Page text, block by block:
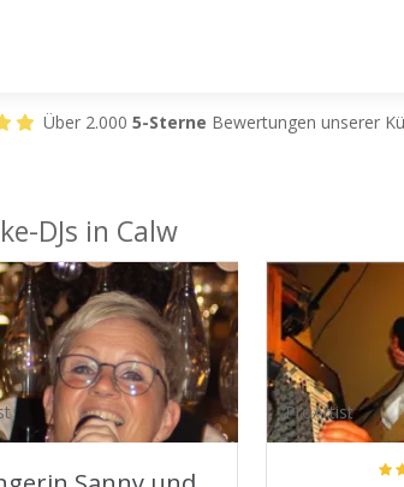
Über 2.000 5-Sterne Bewertungen unserer
DJs in Calw
ProArtist